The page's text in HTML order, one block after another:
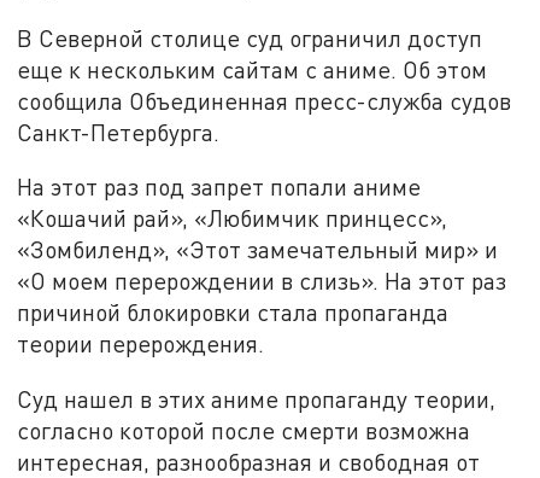
В Северной столице суд ограничил доступ
еще к нескольким сайтам с аниме. Об этом
сообщила Объединенная пресс-служба судов
Санкт-Петербурга.
На этот раз под запрет попали аниме
«Кошачий рай», «Любимчик принцесс»,
«Зомбиленд», «Этот замечательный мир» и
«О моем перерождении в слизь». На этот раз
причиной блокировки стала пропаганда
теории перерождения.
Суд нашел в этих аниме пропаганду теории,
согласно которой после смерти возможна
интересная, разнообразная и свободная от